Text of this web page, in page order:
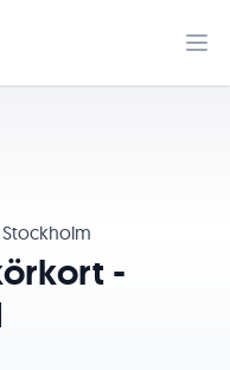
Stockholm
-